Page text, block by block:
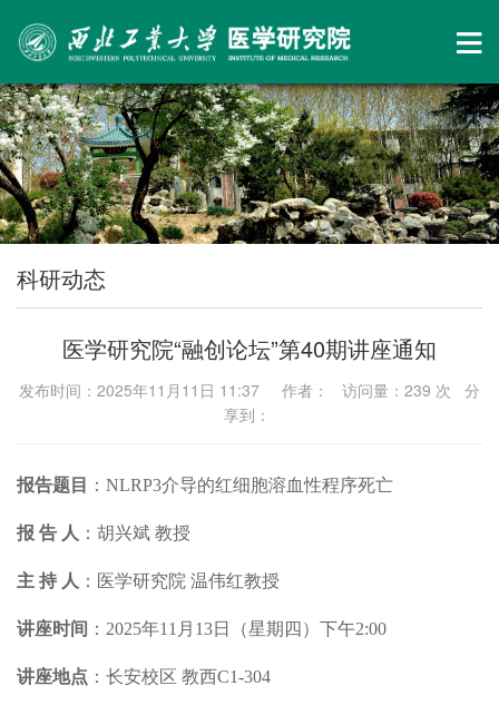
科研动态
医学研究院“融创论坛”第40期讲座通知
发布时间：2025年11月11日 11:37 作者： 访问量： 239 次 分
享到：
报告题目 ：NLRP3介导的红细胞溶血性程序死亡
报 告 人 ： 胡兴斌 教授
主 持 人 ： 医学研究院 温伟红教授
讲座时间 ： 2025年11月13日（星期四）下午2:00
讲座地点 ： 长安校区 教西C1-304